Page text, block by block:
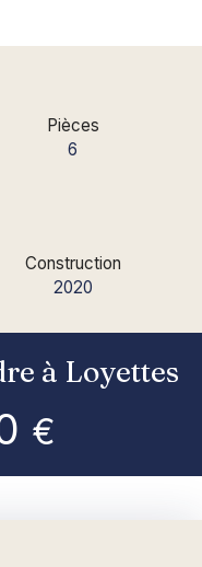
Pièces
6
Construction
2020
à Loyettes
€